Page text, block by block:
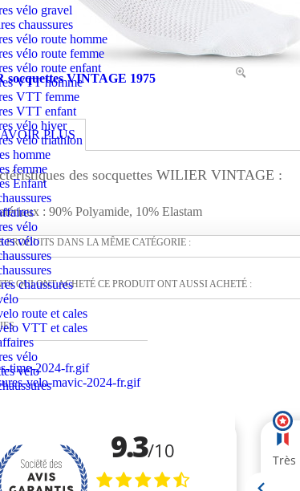
vélo gravel
chaussures
vélo route homme
vélo route femme
vélo route enfant
VTT homme
VTT femme
VTT enfant
vélo hiver
vélo triathlon
homme
femme
Enfant
vélo
vélo
chaussures
route et cales
VTT et cales
vélo
vélo
VINTAGE 1975
PLUS
des socquettes WILIER VINTAGE :
: 90% Polyamide, 10% Elastam
PRODUITS DANS LA MÊME CATÉGORIE :
QUI ONT ACHETÉ CE PRODUIT ONT AUSSI ACHETÉ :